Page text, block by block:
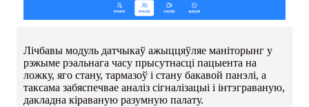
Лічбавы модуль датчыкаў ажыццяўляе маніторынг у
рэжыме рэальнага часу прысутнасці пацыента на
ложку, яго стану, тармазоў і стану бакавой панэлі, а
таксама забяспечвае аналіз сігналізацыі і інтэграваную,
дакладна кіраваную разумную палату.